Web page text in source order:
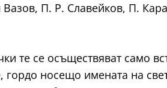
П. Р. Славейков, П.
те се осъществяват само
носещо имената на